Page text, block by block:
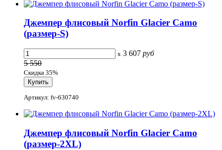
Джемпер флисовый Norfin Glacier Camo
(размер-S)
x 3 607 руб
5 550
Скидка 35%
Артикул: fv-630740
Джемпер флисовый Norfin Glacier Camo
(размер-2XL)